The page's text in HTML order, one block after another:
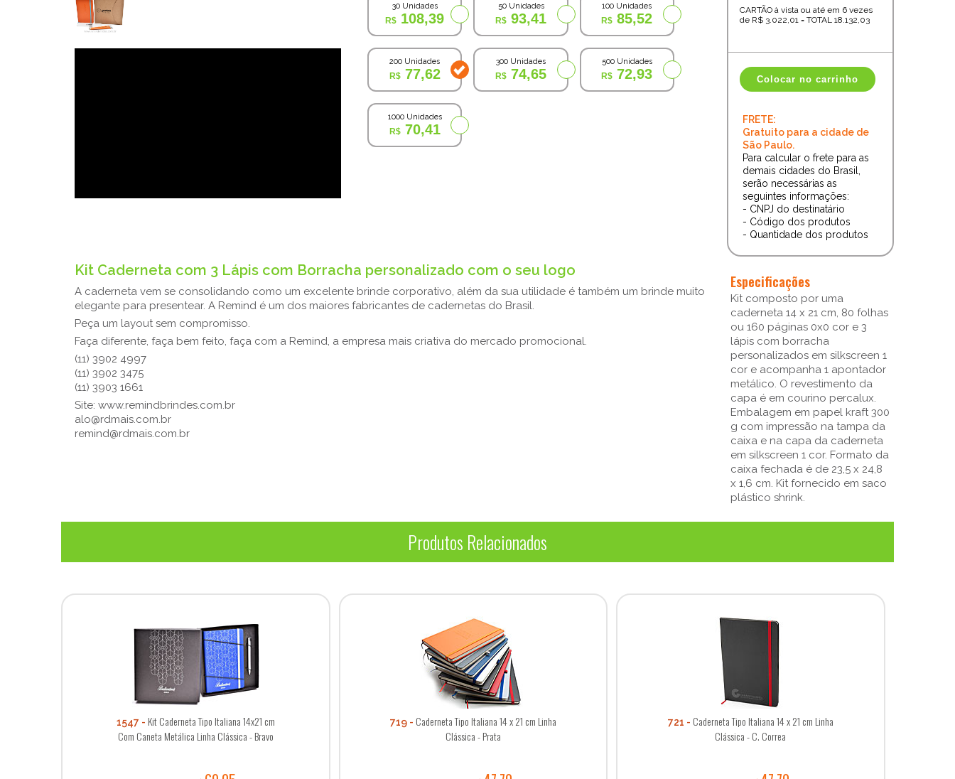
30 Unidades
108,39
50 Unidades
93,41
100 Unidades
85,52
200 Unidades
77,62
300 Unidades
74,65
500 Unidades
72,93
1000 Unidades
70,41
Kit Caderneta com 3 Lápis com Borracha personalizado com o seu logo
A caderneta vem se consolidando como um excelente brinde corporativo, além da sua utilidade é também um brinde muito
elegante para presentear. A Remind é um dos maiores fabricantes de cadernetas do Brasil.
Peça um layout sem compromisso.
Faça diferente, faça bem feito, faça com a Remind, a empresa mais criativa do mercado promocional.
(11) 3902 4997
(11) 3902 3475
(11) 3903 1661
Site: www.remindbrindes.com.br
alo@rdmais.com.br
remind@rdmais.com.br
CARTÃO à vista ou até em 6 vezes
de R$ 3.022,01 =TOTAL18.132,03
Colocar no carrinho
FRETE:
Gratuito para a cidade de
São Paulo.
Para calcular o frete para as
demais cidades do Brasil,
serão necessárias as
seguintes informações:
- CNPJ do destinatário
- Código dos produtos
- Quantidade dos produtos
Especificações
Kit composto por uma
caderneta 14 x 21 cm, 80 folhas
ou 160 páginas 0x0 cor e 3
lápis com borracha
personalizados em silkscreen 1
cor e acompanha 1 apontador
metálico. O revestimento da
capa é em courino percalux.
Embalagem em papel kraft 300
g com impressão na tampa da
caixa e na capa da caderneta
em silkscreen 1 cor. Formato da
caixa fechada é de 23,5 x 24,8
x 1,6 cm. Kit fornecido em saco
plástico shrink.
Produtos Relacionados
1547
Kit Caderneta Tipo Italiana 14x21 cm
Com Caneta Metálica Linha Clássica - Bravo
719
Caderneta Tipo Italiana 14 x 21 cm Linha
Clássica - Prata
721
Caderneta Tipo Italiana 14 x 21 cm Linha
Clássica - C. Correa